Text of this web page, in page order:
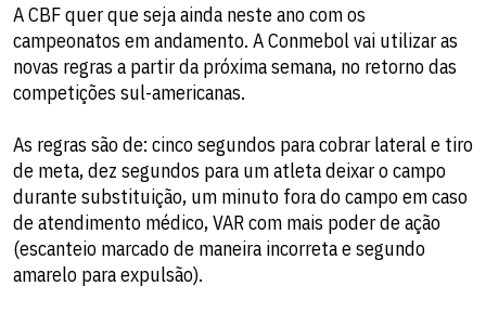
A CBF quer que seja ainda neste ano com os
campeonatos em andamento. A Conmebol vai utilizar as
novas regras a partir da próxima semana, no retorno das
competições sul-americanas.
As regras são de: cinco segundos para cobrar lateral e tiro
de meta, dez segundos para um atleta deixar o campo
durante substituição, um minuto fora do campo em caso
de atendimento médico, VAR com mais poder de ação
(escanteio marcado de maneira incorreta e segundo
amarelo para expulsão).